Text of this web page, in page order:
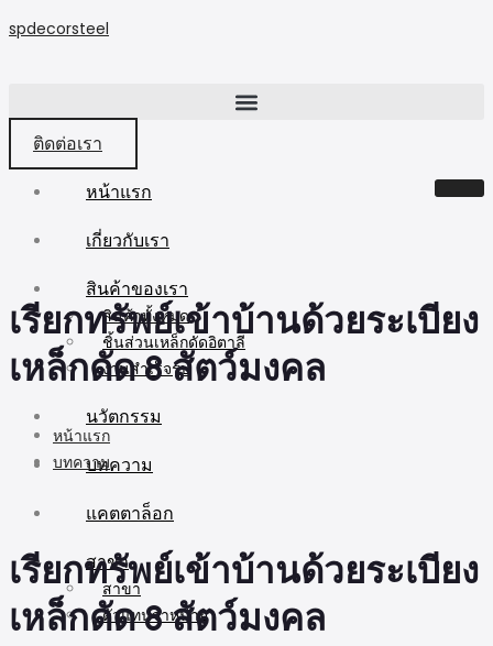
spdecorsteel
ติดต่อเรา
หน้าแรก
เกี่ยวกับเรา
สินค้าของเรา
สินค้าทั้งหมด
ชิ้นส่วนเหล็กดัดอิตาลี
งานสำเร็จรูป
นวัตกรรม
บทความ
แคตตาล็อก
สาขา
สาขา
ตัวแทนจำหน่าย
เรียกทรัพย์เข้าบ้านด้วยระเบียง
เหล็กดัด 8 สัตว์มงคล
หน้าแรก
บทความ
เรียกทรัพย์เข้าบ้านด้วยระเบียง
เหล็กดัด 8 สัตว์มงคล